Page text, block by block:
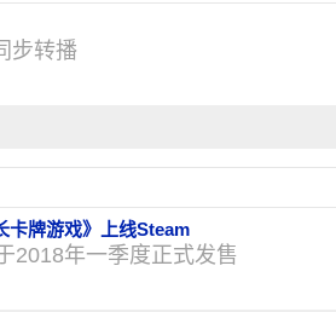
步转播
卡牌游戏》上线Steam
2018年一季度正式发售